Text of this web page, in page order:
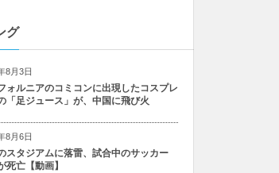
グ
8月3日
ォルニアのコミコンに出現したコスプレ
「足ジュース」が、中国に飛び火
8月6日
スタジアムに落雷、試合中のサッカー
死亡【動画】